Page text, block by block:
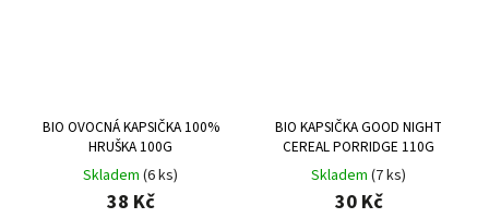
BIO OVOCNÁ KAPSIČKA 100%
HRUŠKA 100G
Skladem (6 ks)
38 Kč
BIO KAPSIČKA GOOD NIGHT
CEREAL PORRIDGE 110G
Skladem (7 ks)
30 Kč